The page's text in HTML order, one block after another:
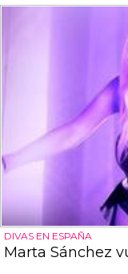
DIVAS EN ESPAÑA
Marta Sánchez